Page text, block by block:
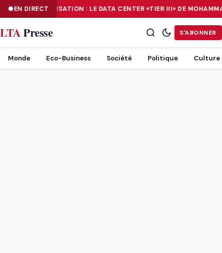
EN DIRECT
NUMÉRISATION : LE DATA CENTER «TIER III» DE
NUMÉRISATION : LE DATA CENTER «TIER III» DE MOHAMMADIA, UN
LTAPresse S'ABONNER
Monde Eco-Business Société Politique Culture